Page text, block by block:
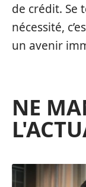
de crédit. Se
nécessité,
un avenir
NE